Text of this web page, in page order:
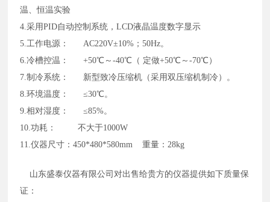
温、恒温实验
4 .采用PID自动控制系统，LCD液晶温度数字显示
5. 工作电源：
AC220V±10%；50Hz。
6.冷槽控温：
+50℃～-40℃（ 定做+50℃～-70℃）
7.制冷系统：
新型致冷压缩机（采用双压缩机制冷）。
8.环境温度：
≤30℃。
9.相对湿度：
≤85%。
10.功耗：
不大于1000W
11.仪器尺寸：450*480*580mm 重量：28kg
山东盛泰仪器有限公司对出售给贵方的仪器提供如下质量保
证：